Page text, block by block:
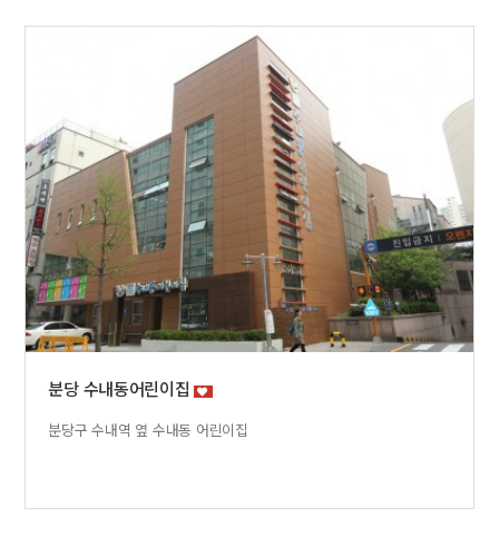
분당 수내동어린이집
분당구 수내역 옆 수내동 어린이집